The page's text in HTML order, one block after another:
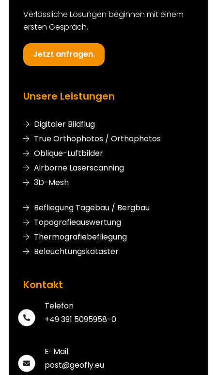
Verlässliche Lösungen beginnen mit einem
ersten Gespräch.
Jetzt anfragen.
Unsere Leistungen
Digitaler Bildflug
True Orthophotos / Orthophotos
Oblique-Luftbilder
Airborne Laserscanning
3D-Mesh
Befliegung Tagebau / Bergbau
Topografieauswertung
Thermografiebefliegung
Beleuchtungskataster
Kontakt
Telefon
+49 391 5095958-0
E-Mail
post@geofly.eu